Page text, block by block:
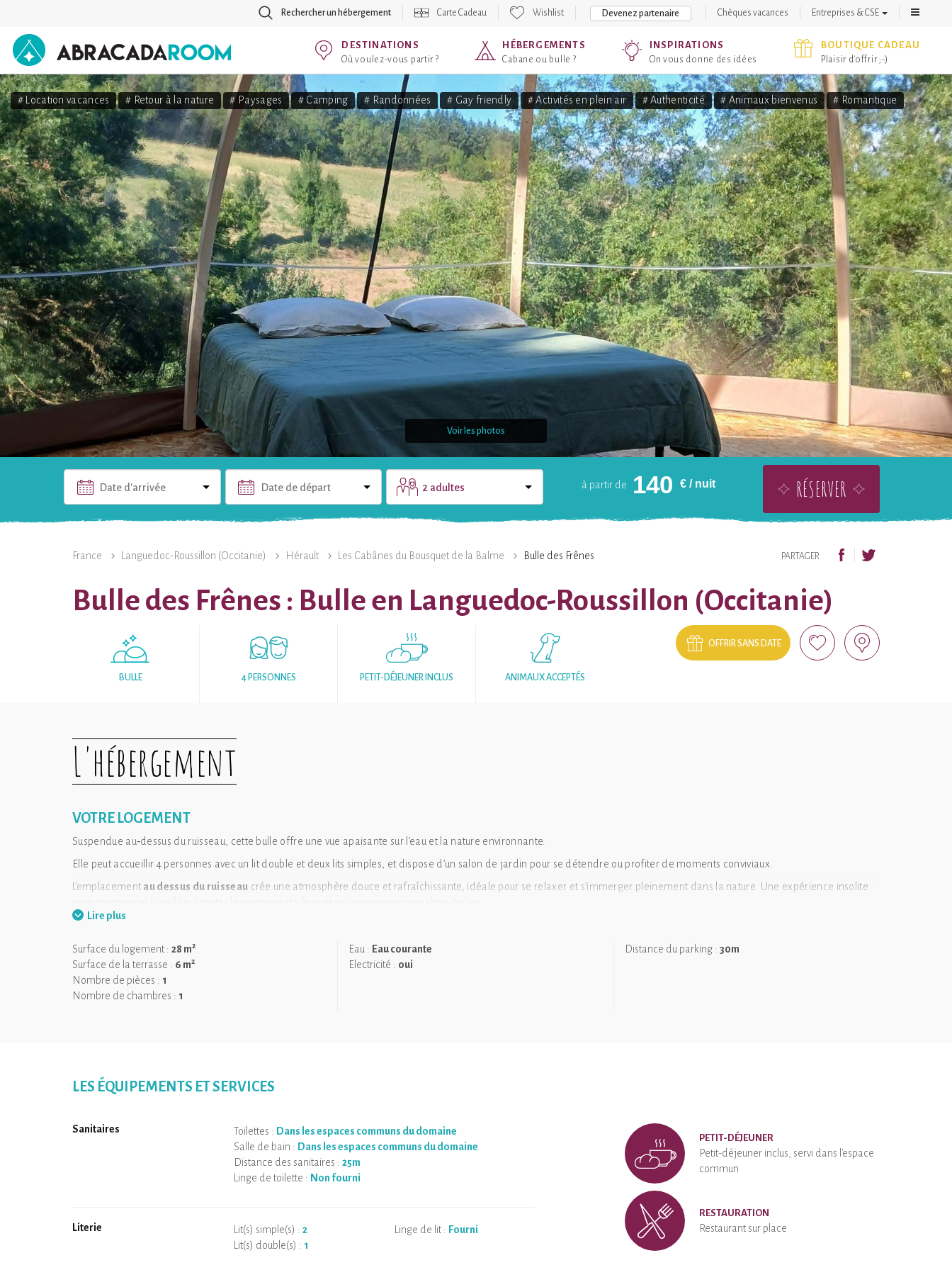
Rechercher un hébergement Carte Cadeau Wishlist Devenez partenaire Chèques vacances Entreprises & CSE
AbracadaRoom DESTINATIONS
Où voulez-vous partir ?
HÉBERGEMENTS
Cabane ou bulle ?
INSPIRATIONS
On vous donne des idées
BOUTIQUE CADEAU
Plaisir d'offrir ;-)
# Location vacances # Retour à la nature # Paysages # Camping # Randonnées # Gay friendly # Activités en plein air # Authenticité # Animaux bienvenus # Romantique
Voir les photos
à partir de 140 €/ nuit
Date d'arrivée Date de départ 2 adultes RÉSERVER
France Languedoc-Roussillon (Occitanie) Hérault Les Cabânes du Bousquet de la Balme Bulle des Frênes PARTAGER
Bulle des Frênes : Bulle en Languedoc-Roussillon (Occitanie)
BULLE 4 PERSONNES PETIT-DÉJEUNER INCLUS ANIMAUX ACCEPTÉS
OFFRIR SANS DATE
L'hébergement
VOTRE LOGEMENT
Suspendue au‑dessus du ruisseau, cette bulle offre une vue apaisante sur l’eau et la nature environnante.
Elle peut accueillir 4 personnes avec un lit double et deux lits simples, et dispose d’un salon de jardin pour se détendre ou profiter de moments conviviaux.
L’emplacement au dessus du ruisseau crée une atmosphère douce et rafraîchissante, idéale pour se relaxer et s’immerger pleinement dans la nature. Une expérience insolite
Lire plus
Surface du logement : 28 m2
Surface de la terrasse : 6 m2
Nombre de pièces : 1
Nombre de chambres : 1
Eau : Eau courante
Electricité : oui
Distance du parking : 30m
LES ÉQUIPEMENTS ET SERVICES
Sanitaires Toilettes : Dans les espaces communs du domaine
Salle de bain : Dans les espaces communs du domaine
Distance des sanitaires : 25m
Linge de toilette : Non fourni
Literie Lit(s) simple(s) : 2
Lit(s) double(s) : 1
Linge de lit : Fourni
PETIT-DÉJEUNER
Petit-déjeuner inclus, servi dans l'espace
commun
RESTAURATION
Restaurant sur place